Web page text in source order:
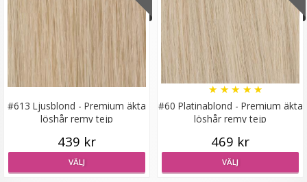
#613 Ljusblond - Premium äkta
löshår remy tejp
439 kr
VÄLJ
#60 Platinablond - Premium äkta
löshår remy tejp
★ ★ ★ ★ ★
469 kr
VÄLJ